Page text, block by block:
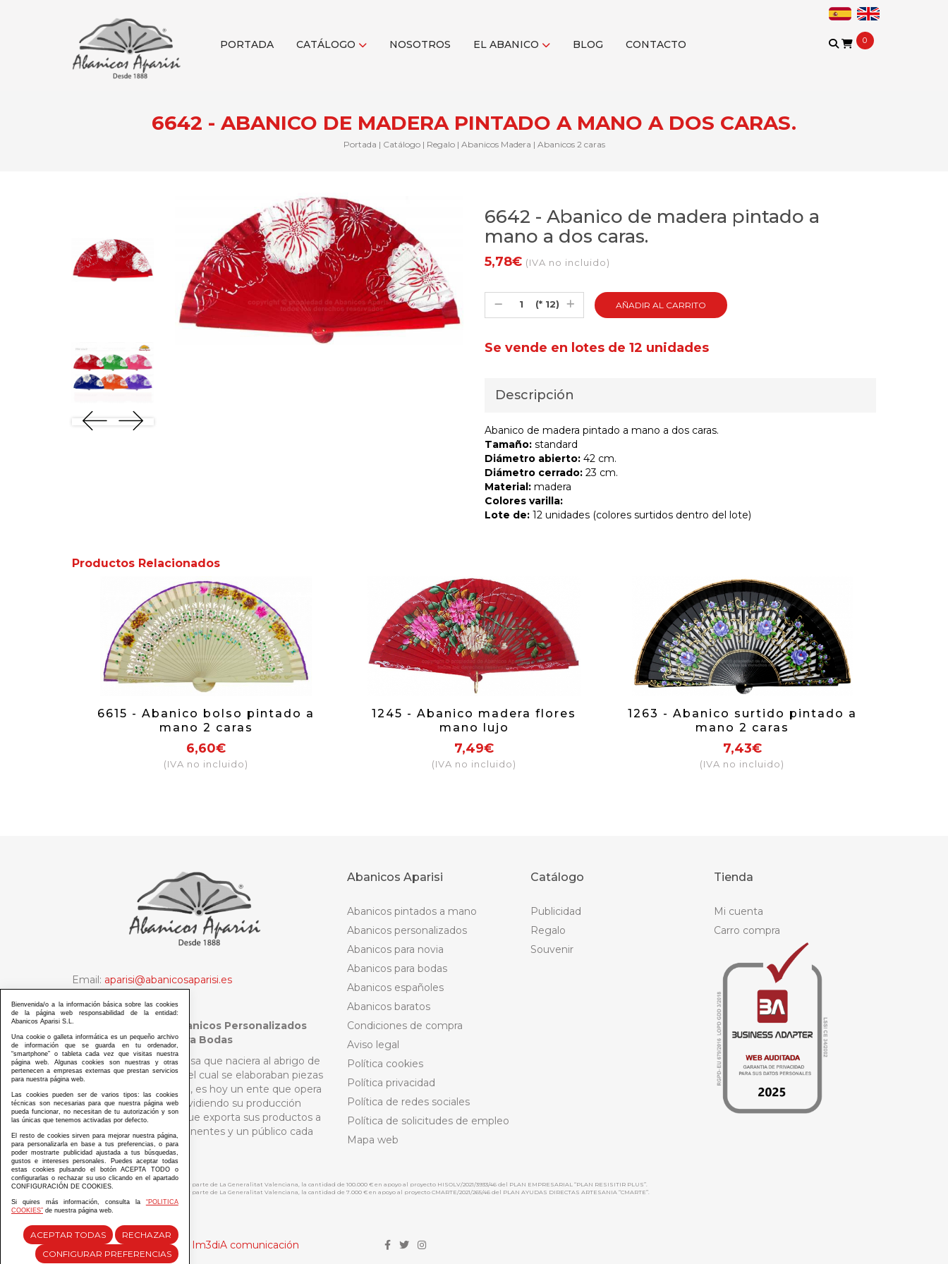
PORTADA CATÁLOGO NOSOTROS EL ABANICO BLOG CONTACTO 0
6642 - ABANICO DE MADERA PINTADO A MANO A DOS CARAS.
Portada | Catálogo| Regalo| Abanicos Madera | Abanicos 2 caras
6642 - Abanico de madera pintado a
mano a dos caras.
5,78€ (IVA no incluido)
(* 12)
Se vende en lotes de 12 unidades
Descripción
Abanico de madera pintado a mano a dos caras.
Tamaño: standard
Diámetro abierto: 42 cm.
Diámetro cerrado: 23 cm.
Material: madera
Colores varilla:
Lote de: 12 unidades (colores surtidos dentro del lote)
Productos Relacionados
6615 - Abanico bolso pintado a
mano 2 caras
6,60€
(IVA no incluido)
1245 - Abanico madera flores
mano lujo
7,49€
(IVA no incluido)
1263 - Abanico surtido pintado a
mano 2 caras
7,43€
(IVA no incluido)
Email: aparisi@abanicosaparisi.es
Tel:+34 96 151 02 89
Abanicos Aparisi - Abanicos Personalizados
Madrid y Abanicos para Bodas
Aquella pequeña empresa que naciera al abrigo de
un selecto público para el cual se elaboraban piezas
de la más pura artesanía, es hoy un ente que opera
a escala internacional dividiendo su producción
entre Asia y Europa, y que exporta sus productos a
países de los cinco continentes y un público cada
vez más diverso.
Abanicos Aparisi
Abanicos pintados a mano
Abanicos personalizados
Abanicos para novia
Abanicos para bodas
Abanicos españoles
Abanicos baratos
Condiciones de compra
Aviso legal
Política cookies
Política privacidad
Política de redes sociales
Política de solicitudes de empleo
Mapa web
Catálogo
Publicidad
Regalo
Souvenir
Tienda
Mi cuenta
Carro compra
ABANICOS APARISI S.L. ha recibido por parte de La Generalitat Valenciana, la cantidad de 100.000 € en apoyo al proyecto HISOLV/2021/3933/46 del PLAN EMPRESARIAL “PLAN RESISITIR PLUS”.
ABANICOS APARISI S.L. ha recibido por parte de La Generalitat Valenciana, la cantidad de 7.000 € en apoyo al proyecto CMARTE/2021/265/46 del PLAN AYUDAS DIRECTAS ARTESANIA “CMARTE”.
Diseño y desarrollo web Im3diA comunicación
Bienvenida/o a la información básica sobre las cookies
de la página web responsabilidad de la entidad:
Abanicos Aparisi S.L.
Una cookie o galleta informática es un pequeño archivo
de información que se guarda en tu ordenador,
“smartphone” o tableta cada vez que visitas nuestra
página web. Algunas cookies son nuestras y otras
pertenecen a empresas externas que prestan servicios
para nuestra página web.
Las cookies pueden ser de varios tipos: las cookies
técnicas son necesarias para que nuestra página web
pueda funcionar, no necesitan de tu autorización y son
las únicas que tenemos activadas por defecto.
El resto de cookies sirven para mejorar nuestra página,
para personalizarla en base a tus preferencias, o para
poder mostrarte publicidad ajustada a tus búsquedas,
gustos e intereses personales. Puedes aceptar todas
estas cookies pulsando el botón ACEPTA TODO o
configurarlas o rechazar su uso clicando en el apartado
CONFIGURACIÓN DE COOKIES.
Si quires más información, consulta la “POLITICA
COOKIES” de nuestra página web.
ACEPTAR TODAS
RECHAZAR
CONFIGURAR PREFERENCIAS